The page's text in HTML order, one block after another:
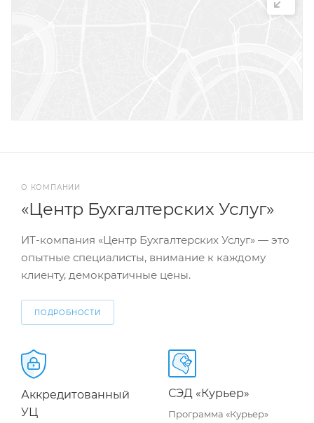
ИТ-компания «Центр Бухгалтерских Услуг» — это
опытные специалисты, внимание к каждому
клиенту, демократичные цены.
ПОДРОБНОСТИ
Аккредитованный
УЦ
СЭД «Курьер»
Программа «Курьер»
О КОМПАНИИ
«Центр Бухгалтерских Услуг»